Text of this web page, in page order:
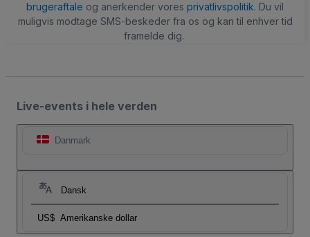
brugeraftale og anerkender vores privatlivspolitik. Du vil
muligvis modtage SMS-beskeder fra os og kan til enhver tid
framelde dig.
Live-events i hele verden
Danmark
Dansk
US$ Amerikanske dollar